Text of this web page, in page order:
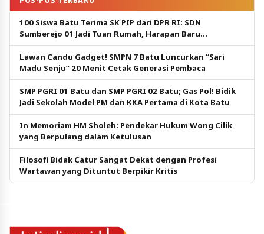
100 Siswa Batu Terima SK PIP dari DPR RI: SDN
Sumberejo 01 Jadi Tuan Rumah, Harapan Baru
Pendidikan Gratis
Lawan Candu Gadget! SMPN 7 Batu Luncurkan “Sari
Madu Senju” 20 Menit Cetak Generasi Pembaca
SMP PGRI 01 Batu dan SMP PGRI 02 Batu; Gas Pol! Bidik
Jadi Sekolah Model PM dan KKA Pertama di Kota Batu
In Memoriam HM Sholeh: Pendekar Hukum Wong Cilik
yang Berpulang dalam Ketulusan
Filosofi Bidak Catur Sangat Dekat dengan Profesi
Wartawan yang Dituntut Berpikir Kritis